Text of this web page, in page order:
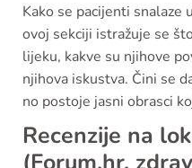
Kako se pacijenti
ovoj sekciji istražuje se
lijeku, kakve su njihove
njihova iskustva. Čini se
no postoje jasni obrasci
Recenzije na